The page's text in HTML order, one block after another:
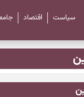
سیاست اقتصاد